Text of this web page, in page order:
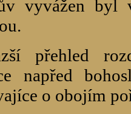
vyvážen
přehled
napřed
o obojím